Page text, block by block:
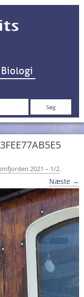
indhold
Biologi
2021 – 1/2.
Næste →